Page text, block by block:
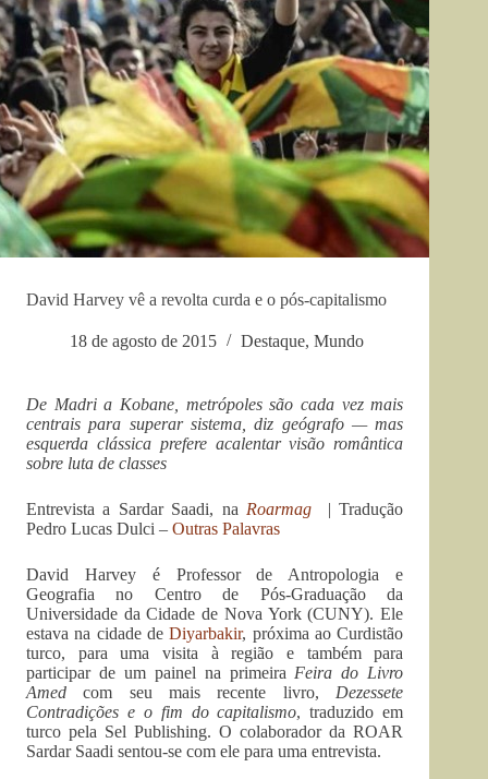
David Harvey vê a revolta curda e o pós-capitalismo
18 de agosto de 2015 Destaque, Mundo
De Madri a Kobane, metrópoles são cada vez mais
centrais para superar sistema, diz geógrafo — mas
esquerda clássica prefere acalentar visão romântica
sobre luta de classes
Entrevista a Sardar Saadi, na Roarmag | Tradução
Pedro Lucas Dulci – Outras Palavras
David Harvey é Professor de Antropologia e
Geografia no Centro de Pós-Graduação da
Universidade da Cidade de Nova York (CUNY). Ele
estava na cidade deDiyarbakir, próxima ao Curdistão
turco, para uma visita à região e também para
participar de um painel na primeira Feira do Livro
Amed com seu mais recente livro, Dezessete
Contradições e o fim do capitalismo, traduzido em
turco pela Sel Publishing. O colaborador da ROAR
Sardar Saadi sentou-se com ele para uma entrevista.